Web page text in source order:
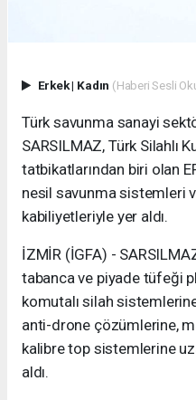
Erkek| Kadın (Haberi Sesli
Türk savunma sanayi
SARSILMAZ, Türk Silahlı
tatbikatlarından biri olan
nesil savunma sistemleri
kabiliyetleriyle yer aldı.
İZMİR (İGFA) -
tabanca ve piyade tüfeği
komutalı silah
anti-drone çözümlerine,
kalibre top sistemlerine
aldı.